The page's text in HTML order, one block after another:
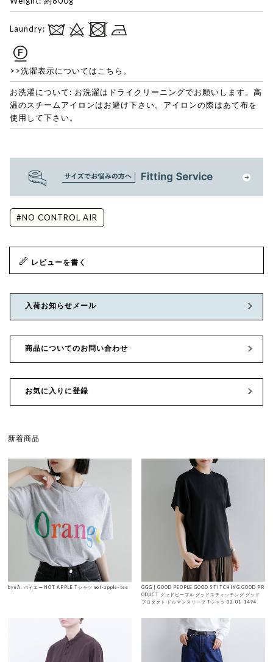
Laundry:
>>洗濯表示についてはこちら。
お洗濯について: お洗濯はドライクリーニングでお願いします。高
温のスチームアイロンはお避け下さい。アイロンの際はあて布を
使用して下さい。
#NO CONTROL AIR
レビューを書く
入荷お知らせメール
商品についてのお問い合わせ
お気に入りに登録
新着商品
byeA. バイエー NOT APPLE Tシャツ not-apple-tee
GGG | GOOD PEOPLE GOOD STITCHING GOOD PR
ODUCT グッドピープル グッドスティッチング グッド
プロダクト ドルマンスリーブ Tシャツ 02-01-1494